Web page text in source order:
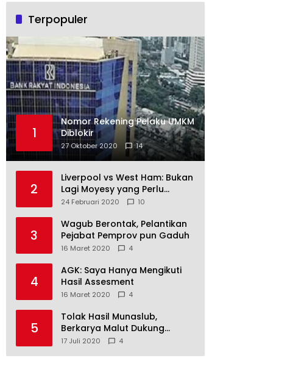
Terpopuler
1
Nomor Rekening Pelaku UMKM
Diblokir
27 Oktober 2020 14
2
Liverpool vs West Ham: Bukan
Lagi Moyesy yang Perlu
Ditakuti
24 Februari 2020 10
3
Wagub Berontak, Pelantikan
Pejabat Pemprov pun Gaduh
16 Maret 2020 4
4
AGK: Saya Hanya Mengikuti
Hasil Assesment
16 Maret 2020 4
5
Tolak Hasil Munaslub,
Berkarya Malut Dukung
Tommy Soeharto
17 Juli 2020 4